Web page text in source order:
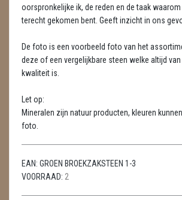
SCHEDELS / SKULLS
SELENIET
SPECIALE STUKKEN
TELEFOON KOORDEN
THEELICHTEN
WIEROOK, OLIE & TOEBEHOREN
oorspronkelijke ik, de reden en de taak
terecht gekomen bent. Geeft inzicht in ons
De foto is een voorbeeld foto van het
deze of een vergelijkbare steen welke altijd
kwaliteit is.
Let op:
Mineralen zijn natuur producten, kleuren
foto.
EAN: GROEN BROEKZAKSTEEN 1-3
VOORRAAD: 2